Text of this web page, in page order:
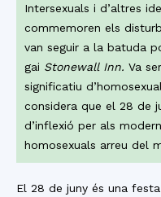
Intersexuals i d’altres
commemoren els
van seguir a la batuda
gai Stonewall Inn. Va
significatiu
considera que el 28 de
d’inflexió per als
homosexuals arreu del
El 28 de juny és una